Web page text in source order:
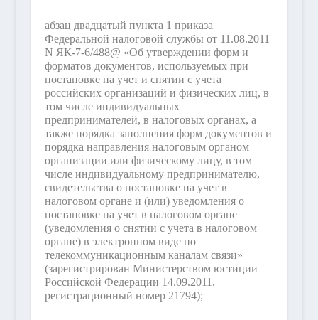
абзац двадцатый пункта 1 приказа
Федеральной налоговой службы от 11.08.2011
N ЯК-7-6/488@ «Об утверждении форм и
форматов документов, используемых при
постановке на учет и снятии с учета
российских организаций и физических лиц, в
том числе индивидуальных
предпринимателей, в налоговых органах, а
также порядка заполнения форм документов и
порядка направления налоговым органом
организации или физическому лицу, в том
числе индивидуальному предпринимателю,
свидетельства о постановке на учет в
налоговом органе и (или) уведомления о
постановке на учет в налоговом органе
(уведомления о снятии с учета в налоговом
органе) в электронном виде по
телекоммуникационным каналам связи»
(зарегистрирован Министерством юстиции
Российской Федерации 14.09.2011,
регистрационный номер 21794);